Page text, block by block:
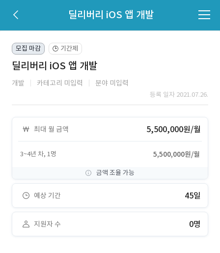
딜리버리 iOS 앱 개발
모집 마감 🕒 기간제
딜리버리 iOS 앱 개발
개발 카테고리 미입력 분야 미입력
등록 일자 2021.07.26.
최대 월 금액 5,500,000원/월
3~4년 차, 1명 5,500,000원/월
금액 조율 가능
예상 기간 45일
지원자 수 0명